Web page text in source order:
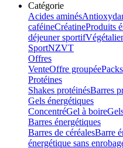
Catégorie
Acides aminés
caféineCréatineProduits
déjeuner sportif
SportNZVT
Offres
VenteOffre groupée
Protéines
Shakes protéinésBarres
Gels énergétiques
ConcentréGel à boire
Barres énergétiques
Barres de céréalesBarre
énergétique sans